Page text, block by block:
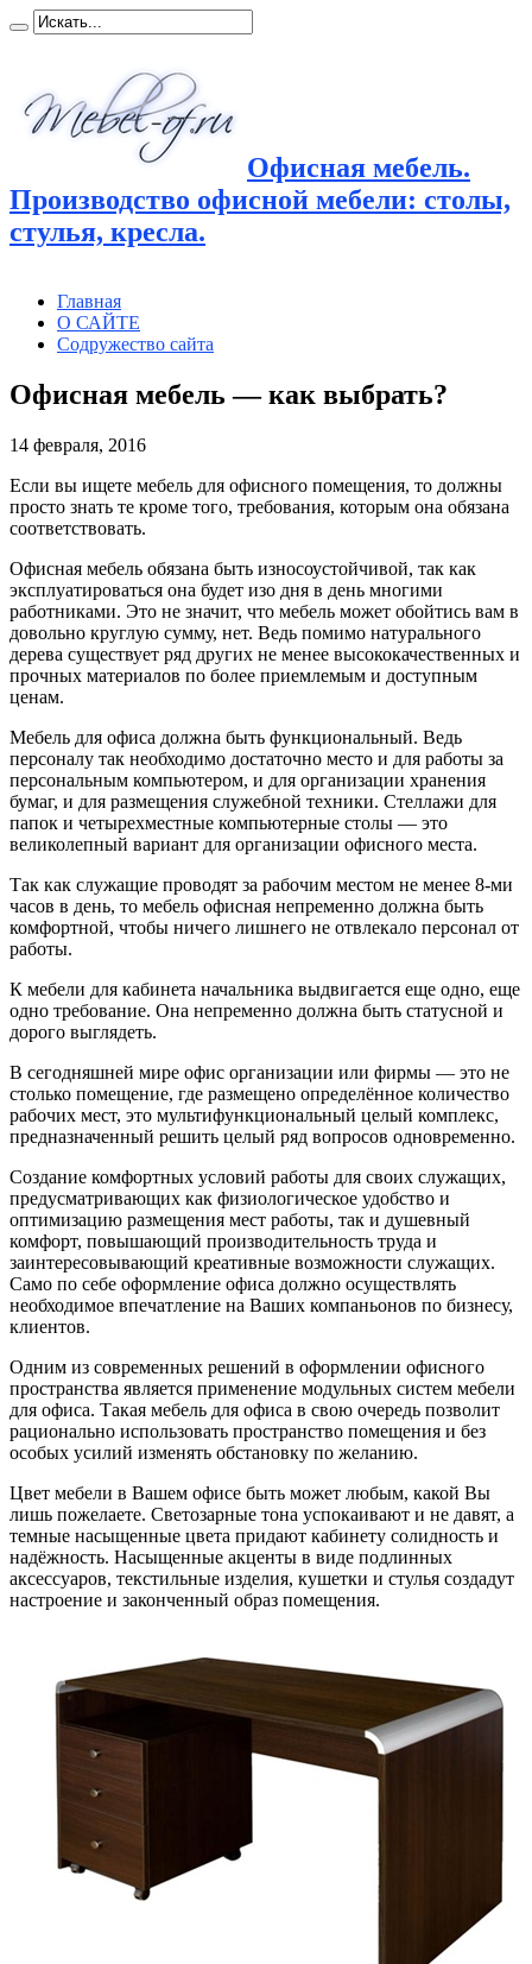
Офисная мебель.
Производство офисной мебели: столы,
стулья, кресла.
Главная
О САЙТЕ
Содружество сайта
Офисная мебель — как выбрать?
14 февраля, 2016
Если вы ищете мебель для офисного помещения, то должны
просто знать те кроме того, требования, которым она обязана
соответствовать.
Офисная мебель обязана быть износоустойчивой, так как
эксплуатироваться она будет изо дня в день многими
работниками. Это не значит, что мебель может обойтись вам в
довольно круглую сумму, нет. Ведь помимо натурального
дерева существует ряд других не менее высококачественных и
прочных материалов по более приемлемым и доступным
ценам.
Мебель для офиса должна быть функциональный. Ведь
персоналу так необходимо достаточно место и для работы за
персональным компьютером, и для организации хранения
бумаг, и для размещения служебной техники. Стеллажи для
папок и четырехместные компьютерные столы — это
великолепный вариант для организации офисного места.
Так как служащие проводят за рабочим местом не менее 8-ми
часов в день, то мебель офисная непременно должна быть
комфортной, чтобы ничего лишнего не отвлекало персонал от
работы.
К мебели для кабинета начальника выдвигается еще одно, еще
одно требование. Она непременно должна быть статусной и
дорого выглядеть.
В сегодняшней мире офис организации или фирмы — это не
столько помещение, где размещено определённое количество
рабочих мест, это мультифункциональный целый комплекс,
предназначенный решить целый ряд вопросов одновременно.
Создание комфортных условий работы для своих служащих,
предусматривающих как физиологическое удобство и
оптимизацию размещения мест работы, так и душевный
комфорт, повышающий производительность труда и
заинтересовывающий креативные возможности служащих.
Само по себе оформление офиса должно осуществлять
необходимое впечатление на Ваших компаньонов по бизнесу,
клиентов.
Одним из современных решений в оформлении офисного
пространства является применение модульных систем мебели
для офиса. Такая мебель для офиса в свою очередь позволит
рационально использовать пространство помещения и без
особых усилий изменять обстановку по желанию.
Цвет мебели в Вашем офисе быть может любым, какой Вы
лишь пожелаете. Светозарные тона успокаивают и не давят, а
темные насыщенные цвета придают кабинету солидность и
надёжность. Насыщенные акценты в виде подлинных
аксессуаров, текстильные изделия, кушетки и стулья создадут
настроение и законченный образ помещения.